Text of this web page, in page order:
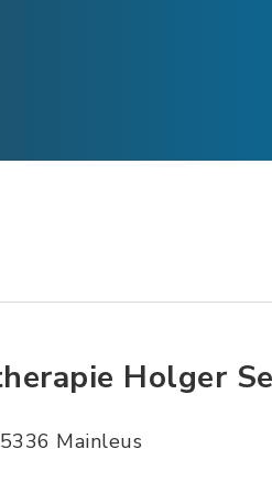
Holger
Mainleus